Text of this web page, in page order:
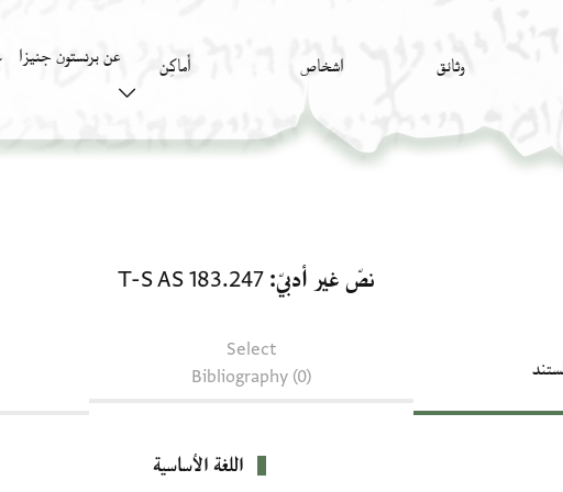
وثائق اشخاص أَماكِن عن برنستون جنيزا
نصّ غير أدبيّ T-S AS 183.247
Select
Bibliography (0)
اللغة الأساسية